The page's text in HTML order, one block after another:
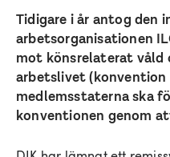
Tidigare i år antog den
arbetsorganisationen
mot könsrelaterat våld
arbetslivet (konvention
medlemsstaterna ska
konventionen genom